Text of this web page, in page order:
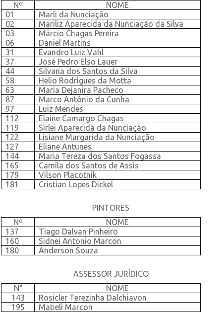
Nº
NOME
01
Marli da Nunciação
02
Mariliz Aparecida da Nunciação da Silva
03
Márcio Chagas Pereira
06
Daniel Martins
31
Evandro Luiz Vahl
37
José Pedro Elso Lauer
44
Silvana dos Santos da Silva
58
Helio Rodrigues da Motta
63
Maria Dejanira Pacheco
87
Marco Antônio da Cunha
97
Luiz Mendes
112
Elaine Camargo Chagas
119
Sirlei Aparecida da Nunciação
122
Lisiane Margarida da Nunciação
127
Eliane Antunes
144
Maria Tereza dos Santos Fogassa
165
Camila dos Santos de Assis
179
Vilson Placotnik
181
Cristian Lopes Dickel
PINTORES
Nº
NOME
137
Tiago Dalvan Pinheiro
160
Sidnei Antonio Marcon
180
Anderson Souza
ASSESSOR JURÍDICO
N°
NOME
143
Rosicler Terezinha Dalchiavon
195
Matieli Marcon